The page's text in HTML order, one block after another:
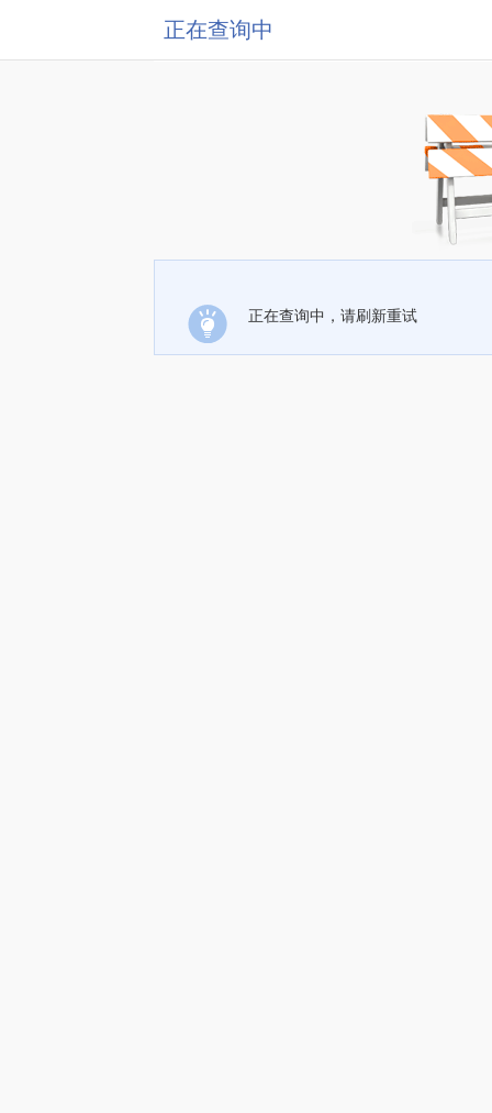
正在查询中
正在查询中，请刷新重试